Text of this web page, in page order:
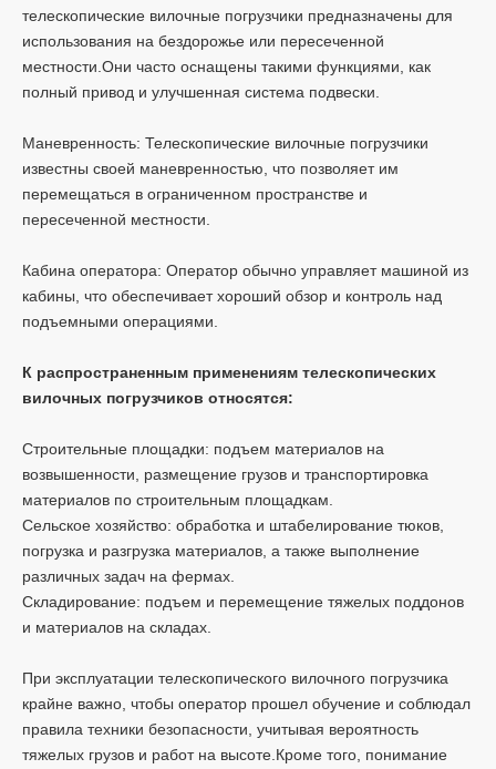
телескопические вилочные погрузчики предназначены для
использования на бездорожье или пересеченной
местности.Они часто оснащены такими функциями, как
полный привод и улучшенная система подвески.
Маневренность: Телескопические вилочные погрузчики
известны своей маневренностью, что позволяет им
перемещаться в ограниченном пространстве и
пересеченной местности.
Кабина оператора: Оператор обычно управляет машиной из
кабины, что обеспечивает хороший обзор и контроль над
подъемными операциями.
К распространенным применениям телескопических
вилочных погрузчиков относятся:
Строительные площадки: подъем материалов на
возвышенности, размещение грузов и транспортировка
материалов по строительным площадкам.
Сельское хозяйство: обработка и штабелирование тюков,
погрузка и разгрузка материалов, а также выполнение
различных задач на фермах.
Складирование: подъем и перемещение тяжелых поддонов
и материалов на складах.
При эксплуатации телескопического вилочного погрузчика
крайне важно, чтобы оператор прошел обучение и соблюдал
правила техники безопасности, учитывая вероятность
тяжелых грузов и работ на высоте.Кроме того, понимание